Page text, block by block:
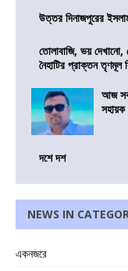
উত্তর দিনাজপুরের
তোলাবাজি, ভয়
নৈহাটির প্রাক্তন তৃণমূল
আজ
সহায়ক
দশে দশ
NEWS IN
একনজরে